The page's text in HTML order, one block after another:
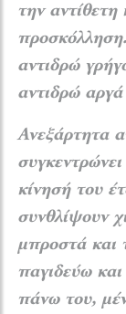
την
αντιδρώ
αντιδρώ αργά
Ανεξάρτητα
κίνησή του
συνθλίψουν
μπροστά και
παγιδεύω
πάνω του,